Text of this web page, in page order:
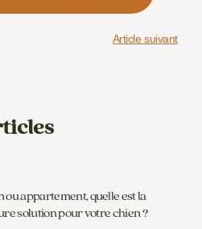
Article suivant
ou appartement, quelle est la
solution pour votre chien ?